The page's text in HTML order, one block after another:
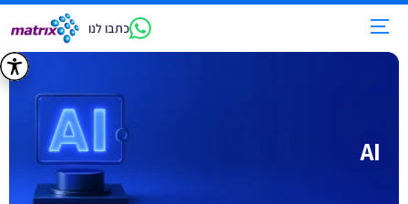
כתבו לנו
AI